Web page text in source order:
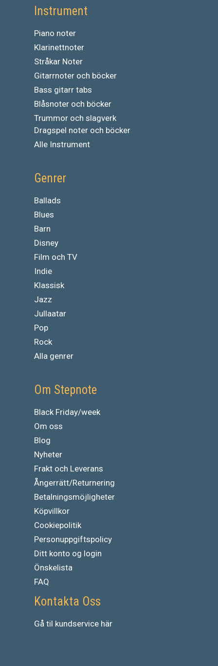
Instrument
Piano noter
Klarinettnoter
Stråkar Noter
Gitarrnoter och böcker
Bass gitarr tabs
Blåsnoter och böcker
Trummor och slagverk
Dragspel noter och böcker
Alle Instrument
Genrer
Ballads
Blues
Barn
Disney
Film och TV
Indie
Klassisk
Jazz
Jullaatar
Pop
Rock
Alla genrer
Om Stepnote
Black Friday/week
Om oss
Blog
Nyheter
Frakt och Leverans
Ångerrätt/Returnering
Betalningsmöjligheter
Köpvillkor
Cookiepolitik
Personuppgiftspolicy
Ditt konto og login
Önskelista
FAQ
Kontakta Oss
Gå til kundservice här